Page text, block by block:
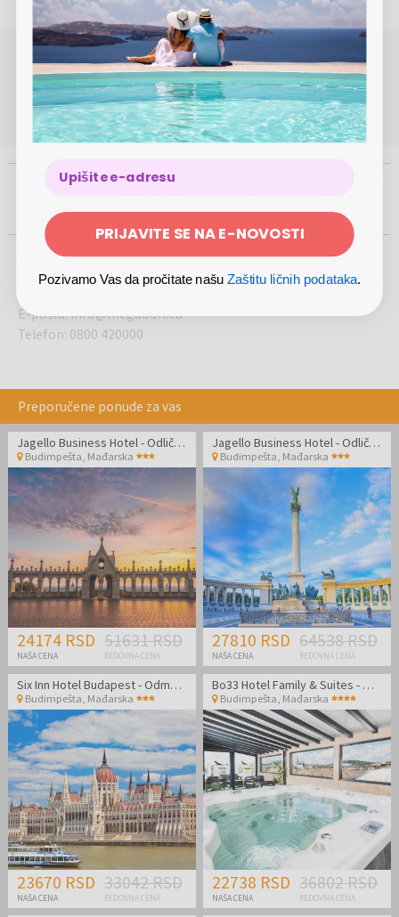
POTREBNA VAM JE POMOĆ OKO REZERVACIJE ILI
KUPOVINE?
(Pon-Pet 8.00 - 17.00)
0800 420000 info@megabon.eu
100%
KUPOVINA
VIŠE OD
GODINE
Ponuđač
E-pošta:info@megabon.eu
Telefon: 0800 420000
Preporučene ponude za vas
Jagello Business Hotel - Odlična lokacija u blizini World Trade Centra
Budimpešta Mađarska
24174 RSD
NAŠA CENA
51631 RSD
REDOVNA CENA
Jagello Business Hotel - Odlična lokacija u blizini World Trade Centra
Budimpešta Mađarska
27810 RSD
NAŠA CENA
64538 RSD
REDOVNA CENA
Six Inn Hotel Budapest - Odmor u prijatnom ambijentu u centru Budimpešte!
Budimpešta Mađarska
23670 RSD
NAŠA CENA
33042 RSD
REDOVNA CENA
Bo33 Hotel Family & Suites - Wellness odmor u Budimpešti
Budimpešta Mađarska
22738 RSD
NAŠA CENA
36802 RSD
REDOVNA CENA
PRIJAVITE SE NA E-NOVOSTI
Pozivamo Vas da pročitate našuZaštitu ličnih podataka.